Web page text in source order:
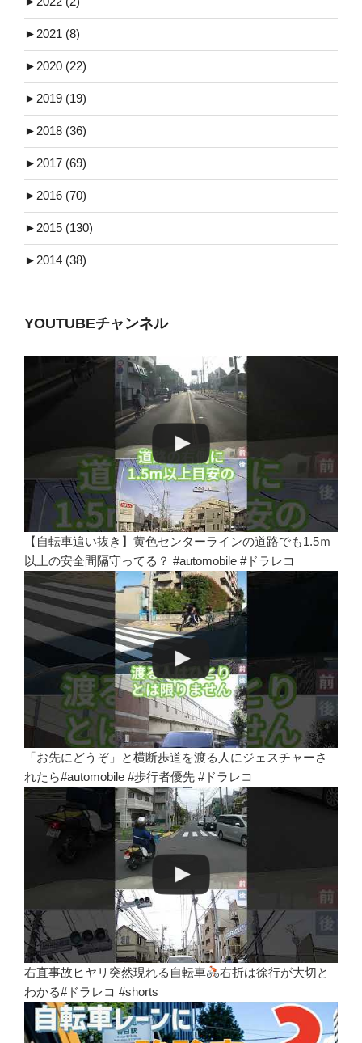
►2021 (8)
►2020 (22)
►2019 (19)
►2018 (36)
►2017 (69)
►2016 (70)
►2015 (130)
►2014 (38)
YOUTUBEチャンネル
【自転車追い抜き】黄色センターラインの道路でも1.5ｍ
以上の安全間隔守ってる？ #automobile #ドラレコ
「お先にどうぞ」と横断歩道を渡る人にジェスチャーさ
れたら#automobile #歩行者優先 #ドラレコ
右直事故ヒヤリ突然現れる自転車
右折は徐行が大切と
わかる#ドラレコ #shorts